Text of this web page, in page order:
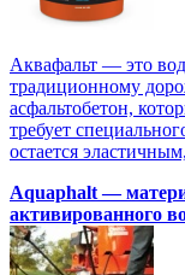
Аквафальт — это
традиционному
асфальтобетон,
требует
остается
Aquaphalt —
активированного